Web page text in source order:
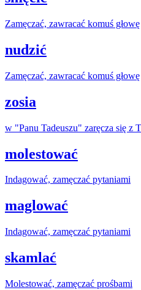
Zamęczać, zawracać komuś głowę
nudzić
Zamęczać, zawracać komuś głowę
zosia
w "Panu Tadeuszu" zaręcza się z
molestować
Indagować, zamęczać pytaniami
maglować
Indagować, zamęczać pytaniami
skamlać
Molestować, zamęczać prośbami